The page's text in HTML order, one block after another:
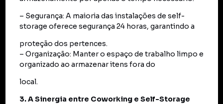
– Segurança: A maioria das instalações de self-
storage oferece segurança 24 horas, garantindo a
proteção dos pertences.
– Organização: Manter o espaço de trabalho limpo e
organizado ao armazenar itens fora do
local.
3. A Sinergia entre Coworking e Self-Storage